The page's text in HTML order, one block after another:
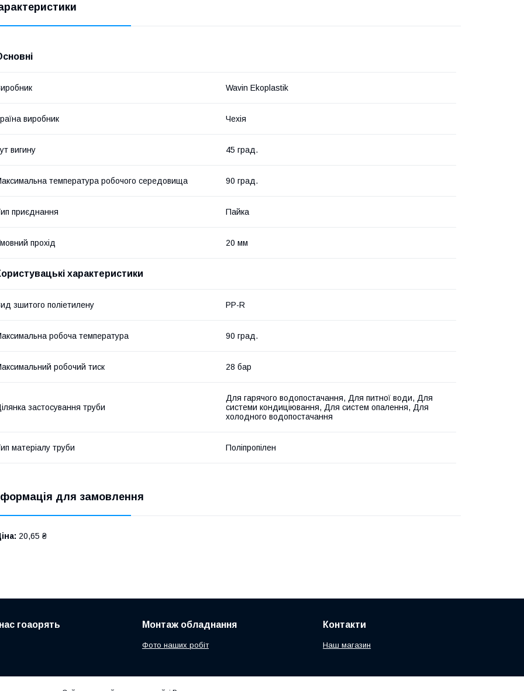
Wavin Ekoplastik
виробник Чехія
вигину 45 град.
температура робочого середовища 90 град.
приєднання Пайка
прохід 20 мм
характеристики
зшитого поліетилену PP-R
робоча температура 90 град.
робочий тиск 28 бар
застосування труби
Для гарячого водопостачання, Для питної води, Для
системи кондиціювання, Для систем опалення, Для
холодного водопостачання
матеріалу труби Поліпропілен
для замовлення
20,65 ₴
гоаорять Монтаж обладнання
Фото наших робіт
Контакти
Наш магазин